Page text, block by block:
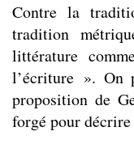
Contre la
tradition
littérature
l’écriture ». On
proposition de
forgé pour